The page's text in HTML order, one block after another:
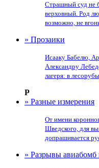
Страшный суд не
верховный. Род
возможно, не
» Прозаики
Исааку Бабелю,
Александру
лагеря: в
Р
» Разные измерения
От имени
Шведского, для
допрашивается
» Разрывы авиабомб